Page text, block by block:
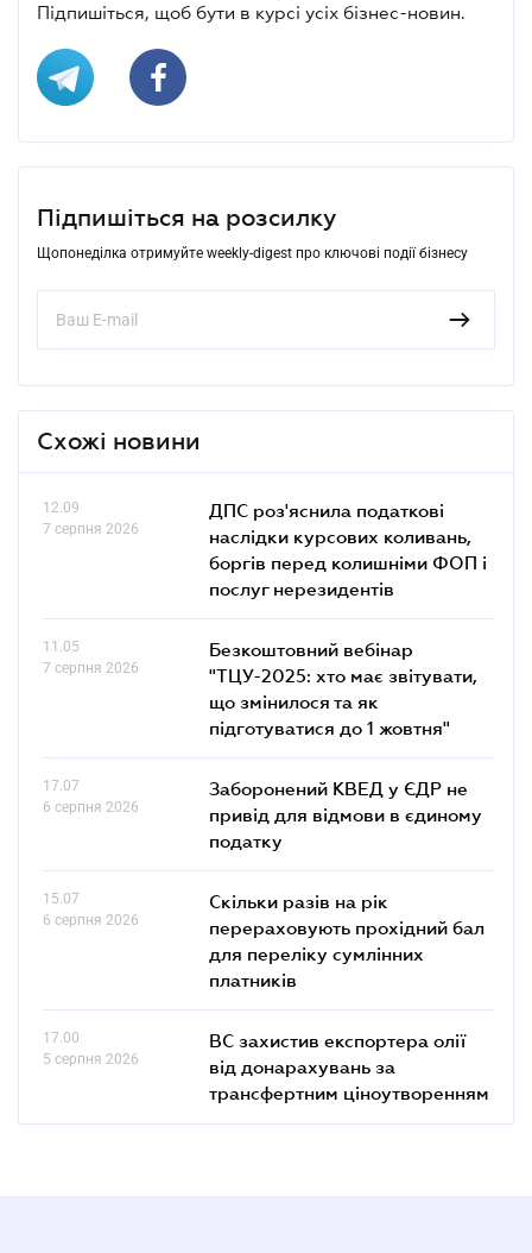
Підпишіться, щоб бути в курсі усіх бізнес-новин.
Підпишіться на розсилку
Щопонеділка отримуйте weekly-digest про ключові події бізнесу
Схожі новини
12.09
7 серпня 2026
ДПС роз'яснила податкові
наслідки курсових коливань,
боргів перед колишніми ФОП і
послуг нерезидентів
11.05
7 серпня 2026
Безкоштовний вебінар
"ТЦУ-2025: хто має звітувати,
що змінилося та як
підготуватися до 1 жовтня"
17.07
6 серпня 2026
Заборонений КВЕД у ЄДР не
привід для відмови в єдиному
податку
15.07
6 серпня 2026
Скільки разів на рік
перераховують прохідний бал
для переліку сумлінних
платників
17.00
5 серпня 2026
ВС захистив експортера олії
від донарахувань за
трансфертним ціноутворенням